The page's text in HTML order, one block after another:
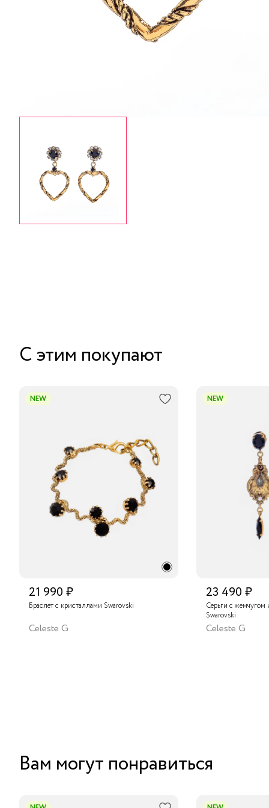
С этим покупают
NEW
21 990 ₽
Браслет с кристаллами Swarovski
Celeste G
NEW
23 490 ₽
Серьги с жемчугом
Swarovski
Celeste G
Вам могут понравиться